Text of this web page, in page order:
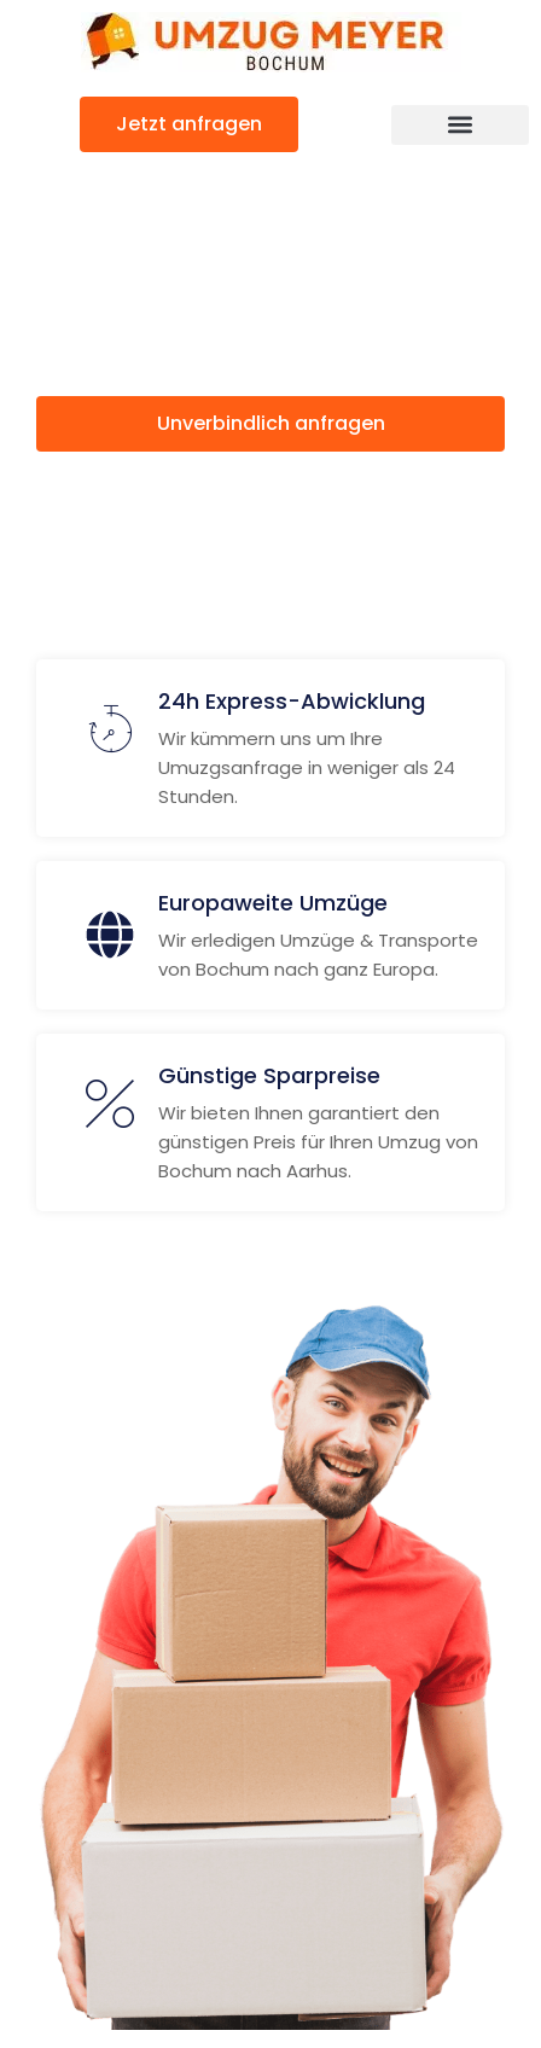
Jetzt anfragen
Unverbindlich anfragen
24h Express-Abwicklung
Wir kümmern uns um Ihre
Umuzgsanfrage in weniger als 24
Stunden.
Europaweite Umzüge
Wir erledigen Umzüge & Transporte
von Bochum nach ganz Europa.
Günstige Sparpreise
Wir bieten Ihnen garantiert den
günstigen Preis für Ihren Umzug von
Bochum nach Aarhus.